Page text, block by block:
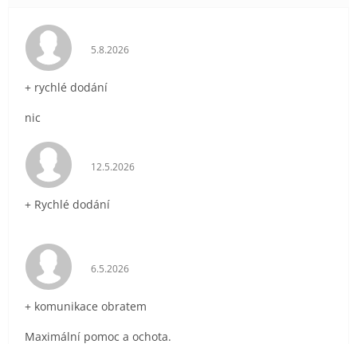
Hodnocení obchodu je 5 z 5 hvězdiček.
5.8.2026
+ rychlé dodání
nic
Hodnocení obchodu je 5 z 5 hvězdiček.
12.5.2026
+ Rychlé dodání
Hodnocení obchodu je 5 z 5 hvězdiček.
6.5.2026
+ komunikace obratem
Maximální pomoc a ochota.